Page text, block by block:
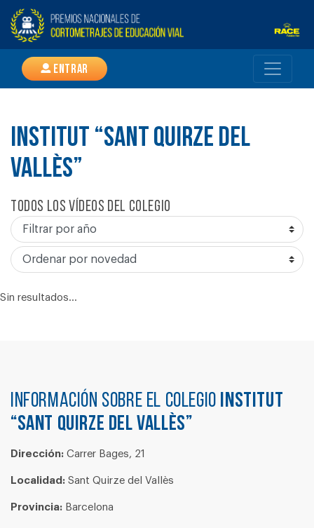
Entrar
INSTITUT “SANT QUIRZE DEL
VALLÈS”
Todos los vídeos del colegio
Sin resultados...
Información sobre el colegio INSTITUT
“SANT QUIRZE DEL VALLÈS”
Dirección: Carrer Bages, 21
Localidad: Sant Quirze del Vallès
Provincia: Barcelona